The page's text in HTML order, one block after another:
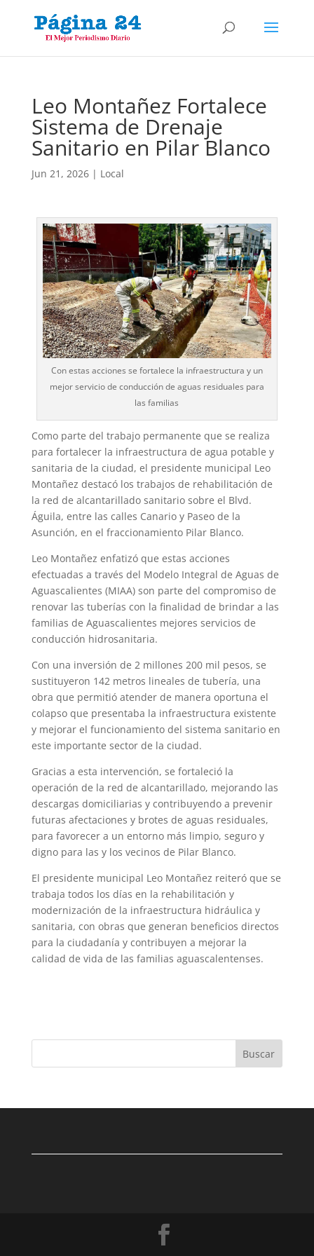
Leo Montañez Fortalece
Sistema de Drenaje
Sanitario en Pilar Blanco
Jun 21, 2026| Local
Con estas acciones se fortalece la infraestructura y un
mejor servicio de conducción de aguas residuales para
las familias
Como parte del trabajo permanente que se realiza
para fortalecer la infraestructura de agua potable y
sanitaria de la ciudad, el presidente municipal Leo
Montañez destacó los trabajos de rehabilitación de
la red de alcantarillado sanitario sobre el Blvd.
Águila, entre las calles Canario y Paseo de la
Asunción, en el fraccionamiento Pilar Blanco.
Leo Montañez enfatizó que estas acciones
efectuadas a través del Modelo Integral de Aguas de
Aguascalientes (MIAA) son parte del compromiso de
renovar las tuberías con la finalidad de brindar a las
familias de Aguascalientes mejores servicios de
conducción hidrosanitaria.
Con una inversión de 2 millones 200 mil pesos, se
sustituyeron 142 metros lineales de tubería, una
obra que permitió atender de manera oportuna el
colapso que presentaba la infraestructura existente
y mejorar el funcionamiento del sistema sanitario en
este importante sector de la ciudad.
Gracias a esta intervención, se fortaleció la
operación de la red de alcantarillado, mejorando las
descargas domiciliarias y contribuyendo a prevenir
futuras afectaciones y brotes de aguas residuales,
para favorecer a un entorno más limpio, seguro y
digno para las y los vecinos de Pilar Blanco.
El presidente municipal Leo Montañez reiteró que se
trabaja todos los días en la rehabilitación y
modernización de la infraestructura hidráulica y
sanitaria, con obras que generan beneficios directos
para la ciudadanía y contribuyen a mejorar la
calidad de vida de las familias aguascalentenses.
Buscar